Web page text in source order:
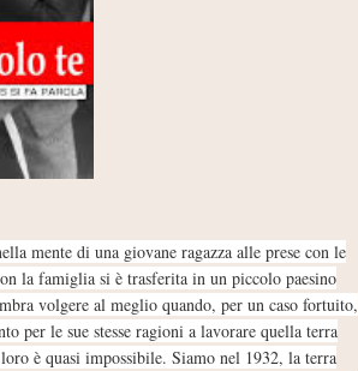
mente di una giovane ragazza alle prese con le
la famiglia si è trasferita in un piccolo paesino
volgere al meglio quando, per un caso fortuito,
per le sue stesse ragioni a lavorare quella terra
è quasi impossibile. Siamo nel 1932, la terra